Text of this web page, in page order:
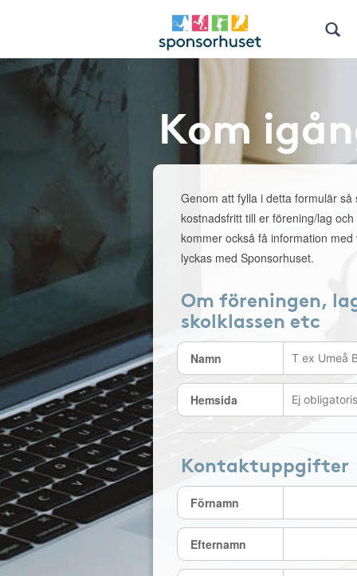
Kom
Genom att fylla i detta formulär så
kostnadsfritt till er förening/lag
kommer också få information
lyckas med Sponsorhuset.
Om föreningen,
skolklassen etc
Namn
Hemsida
Kontaktuppgifter
Förnamn
Efternamn